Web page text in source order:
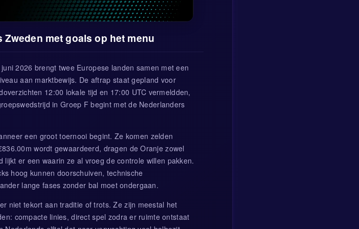
met goals op het menu
2026 brengt twee Europese landen samen met een
aan marktbewijs. De aftrap staat gepland voor
12:00 lokale tijd en 17:00 UTC vermeldden,
in Groep F begint met de Nederlanders
een groot toernooi begint. Ze komen zelden
wordt gewaardeerd, dragen de Oranje zowel
er een waarin ze al vroeg de controle willen pakken.
hoog kunnen doorschuiven, technische
lange fases zonder bal moet ondergaan.
niet tekort aan traditie of trots. Ze zijn meestal het
compacte linies, direct spel zodra er ruimte ontstaat